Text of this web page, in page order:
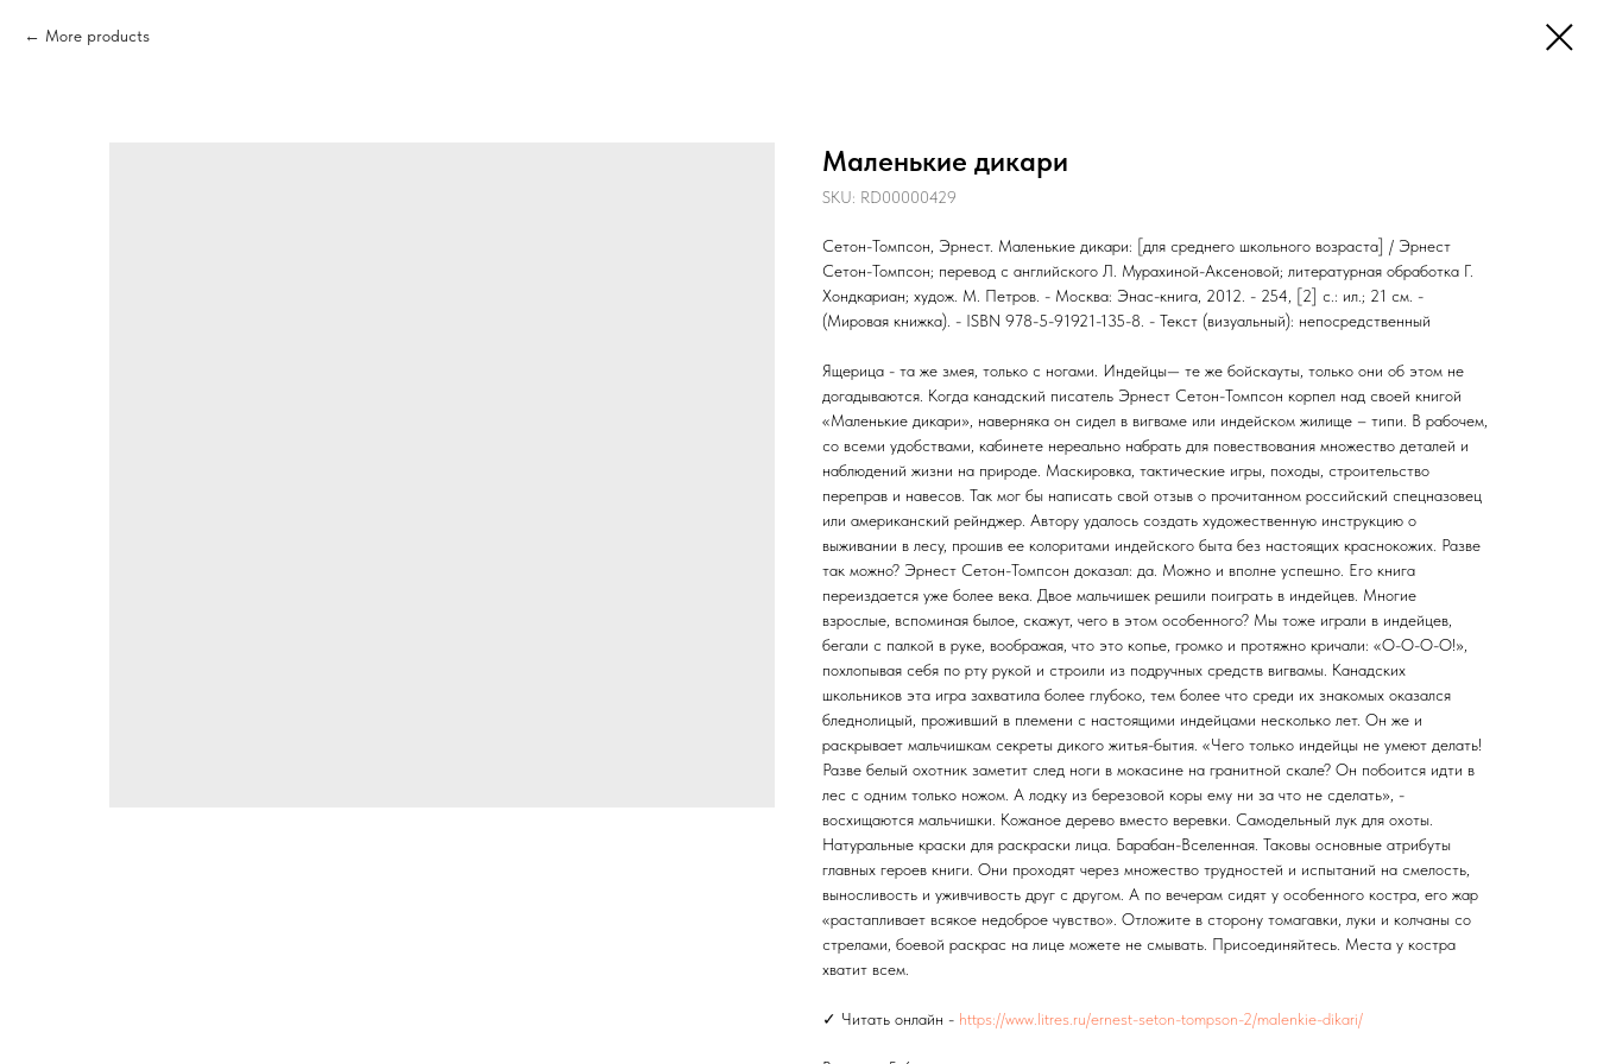
More products
Маленькие дикари
SKU: RD00000429
Сетон-Томпсон, Эрнест. Маленькие дикари: [для среднего школьного возраста] / Эрнест
Сетон-Томпсон; перевод с английского Л. Мурахиной-Аксеновой; литературная обработка Г.
Хондкариан; худож. М. Петров. - Москва: Энас-книга, 2012. - 254, [2] c.: ил.; 21 см. -
(Мировая книжка). - ISBN 978-5-91921-135-8. - Текст (визуальный): непосредственный
Ящерица - та же змея, только с ногами. Индейцы— те же бойскауты, только они об этом не
догадываются. Когда канадский писатель Эрнест Сетон-Томпсон корпел над своей книгой
«Маленькие дикари», наверняка он сидел в вигваме или индейском жилище – типи. В рабочем,
со всеми удобствами, кабинете нереально набрать для повествования множество деталей и
наблюдений жизни на природе. Маскировка, тактические игры, походы, строительство
переправ и навесов. Так мог бы написать свой отзыв о прочитанном российский спецназовец
или американский рейнджер. Автору удалось создать художественную инструкцию о
выживании в лесу, прошив ее колоритами индейского быта без настоящих краснокожих. Разве
так можно? Эрнест Сетон-Томпсон доказал: да. Можно и вполне успешно. Его книга
переиздается уже более века. Двое мальчишек решили поиграть в индейцев. Многие
взрослые, вспоминая былое, скажут, чего в этом особенного? Мы тоже играли в индейцев,
бегали с палкой в руке, воображая, что это копье, громко и протяжно кричали: «О-О-О-О!»,
похлопывая себя по рту рукой и строили из подручных средств вигвамы. Канадских
школьников эта игра захватила более глубоко, тем более что среди их знакомых оказался
бледнолицый, проживший в племени с настоящими индейцами несколько лет. Он же и
раскрывает мальчишкам секреты дикого житья-бытия. «Чего только индейцы не умеют делать!
Разве белый охотник заметит след ноги в мокасине на гранитной скале? Он побоится идти в
лес с одним только ножом. А лодку из березовой коры ему ни за что не сделать», -
восхищаются мальчишки. Кожаное дерево вместо веревки. Самодельный лук для охоты.
Натуральные краски для раскраски лица. Барабан-Вселенная. Таковы основные атрибуты
главных героев книги. Они проходят через множество трудностей и испытаний на смелость,
выносливость и уживчивость друг с другом. А по вечерам сидят у особенного костра, его жар
«растапливает всякое недоброе чувство». Отложите в сторону томагавки, луки и колчаны со
стрелами, боевой раскрас на лице можете не смывать. Присоединяйтесь. Места у костра
хватит всем.
✓ Читать онлайн - https://www.litres.ru/ernest-seton-tompson-2/malenkie-dikari/